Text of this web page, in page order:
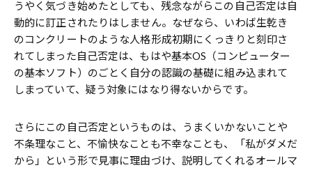
うやく気づき始めたとしても、残念ながらこの自己否定は自
動的に訂正されたりはしません。なぜなら、いわば生乾き
のコンクリートのような人格形成初期にくっきりと刻印さ
れてしまった自己否定は、もはや基本OS（コンピューター
の基本ソフト）のごとく自分の認識の基礎に組み込まれて
しまっていて、疑う対象にはなり得ないからです。
さらにこの自己否定というものは、うまくいかないことや
不条理なこと、不愉快なことも不幸なことも、「私がダメだ
から」という形で見事に理由づけ、説明してくれるオールマ